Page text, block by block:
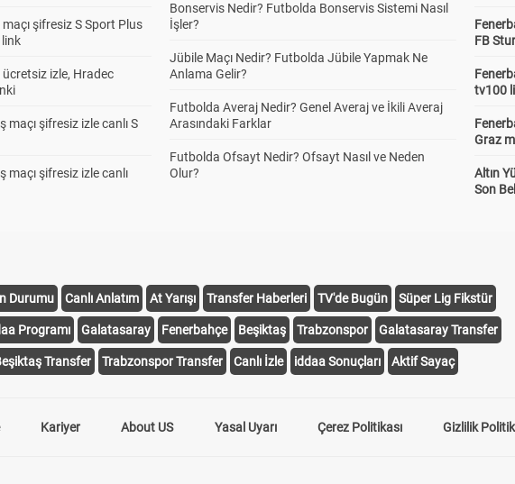
şifresiz S Sport Plus
link
izle, Hradec
şifresiz izle canlı S
maçı şifresiz izle canlı
Bonservis Nedir? Futbolda Bonservis Sistemi Nasıl
İşler?
Jübile Maçı Nedir? Futbolda Jübile Yapmak Ne
Anlama Gelir?
Futbolda Averaj Nedir? Genel Averaj ve İkili Averaj
Arasındaki Farklar
Futbolda Ofsayt Nedir? Ofsayt Nasıl ve Neden
Olur?
FB
tv100
Graz
Altın
Son
Durumu Canlı Anlatım At Yarışı Transfer Haberleri TV'de Bugün Süper Lig Fikstür
Programı Galatasaray Fenerbahçe Beşiktaş Trabzonspor Galatasaray Transfer
Transfer Trabzonspor Transfer Canlı İzle iddaa Sonuçları Aktif Sayaç
Kariyer About US Yasal Uyarı Çerez Politikası Gizlilik